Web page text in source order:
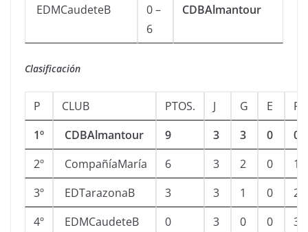
EDMCaudeteB
0 –
6
CDBAlmantour
Clasificación
P CLUB PTOS. J G E
P
1º
CDBAlmantour 9 3 3 0
0
2º
CompañíaMaría 6 3 2 0
1
3º
EDTarazonaB 3 3 1 0
2
4º
EDMCaudeteB 0 3 0 0 3